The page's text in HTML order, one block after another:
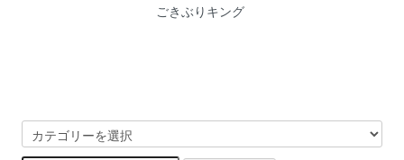
ごきぶりキング